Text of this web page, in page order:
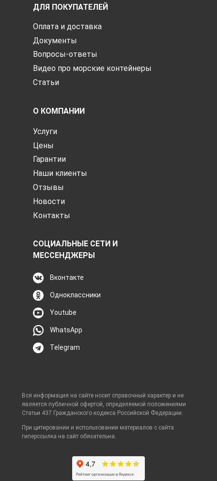
ДЛЯ ПОКУПАТЕЛЕЙ
Оплата и доставка
Документы
Вопросы-ответы
Видео про морские контейнеры
Статьи
О КОМПАНИИ
Услуги
Цены
Гарантии
Наши клиенты
Отзывы
Новости
Контакты
СОЦИАЛЬНЫЕ СЕТИ И
МЕССЕНДЖЕРЫ
Вконтакте
Одноклассники
Youtube
WhatsApp
Telegram
Вся информация на сайте носит справочный характер и не
является публичной офертой, определяемой положениями
Статьи 437 Гражданского кодекса Российской Федерации.
При цитировании и использовании материалов с сайта
гиперссылка на сайт обязательна.